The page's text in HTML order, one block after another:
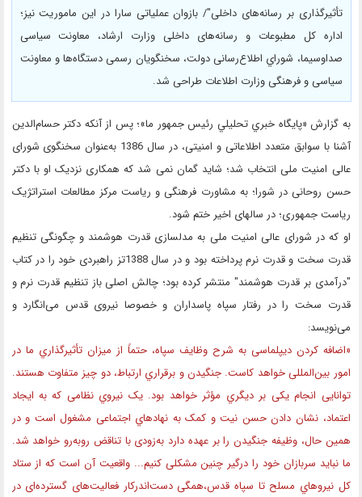
تأثیرگذاری بر رسانه‌های داخلی"/ بازوان عملیاتی سارا در این ماموریت نیز؛
اداره کل مطبوعات و رسانه‌های داخلی وزارت ارشاد، معاونت سیاسی
صداوسیما، شوراي اطلاع‌رسانی دولت، سخنگویان رسمی دستگاه‌ها و معاونت
سیاسی و فرهنگی وزارت اطلاعات طراحی شد.
به گزارش «پايگاه خبري تحليلي رئيس جمهور ما»؛ پس از آنکه دکتر حسام‌الدین
آشنا با سوابق متعدد اطلاعاتی و امنیتی، در سال 1386 به‌عنوان سخنگوی شورای
عالی امنیت ملی انتخاب شد؛ شاید گمان نمی شد که همکاری نزدیک او با دکتر
حسن روحانی در شورا؛ به‌ مشاورت فرهنگی و ریاست مرکز مطالعات استراتژیک
ریاست جمهوری؛ در سالهای اخیر ختم شود.
او که در شورای عالی امنیت ملی به مدلسازی قدرت هوشمند و چگونگی تنظیم
قدرت سخت و قدرت نرم پرداخته بود و در سال 1388تز راهبردی خود را در کتاب
"درآمدی بر قدرت هوشمند" منتشر کرده بود؛ چالش اصلی باز تنظیم قدرت نرم و
قدرت سخت را در رفتار سپاه پاسداران و خصوصا نیروی قدس می‌انگارد و
می‌نویسد:
«اضافه کردن دیپلماسی به شرح وظایف سپاه، حتماً از میزان تأثیرگذاري ما در
امور بین‌المللی خواهد کاست. جنگیدن و برقراري ارتباط، دو چیز متفاوت هستند.
توانایی انجام یکی بر دیگري مؤثر خواهد بود. یک نیروي نظامی که به ایجاد
اعتماد، نشان دادن حسن نیت و کمک به نهادهاي اجتماعی مشغول است و در
همین حال، وظیفه جنگیدن را بر عهده دارد به‌زودی با تناقض روبه‌رو خواهد شد.
ما نباید سربازان خود را درگیر چنین مشکلی کنیم... واقعیت آن است که از ستاد
کل نیروهاي مسلح تا سپاه قدس،همگی دست‌اندرکار فعالیت‌های گسترده‌ای در